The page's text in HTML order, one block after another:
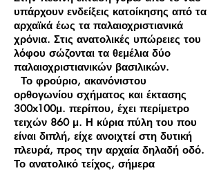
υπάρχουν ενδείξεις κατοίκησης από τα
αρχαϊκά έως τα παλαιοχριστιανικά
χρόνια. Στις ανατολικές υπώρειες του
λόφου σώζονται τα θεμέλια δύο
παλαιοχριστιανικών βασιλικών.
Το φρούριο, ακανόνιστου
ορθογωνίου σχήματος και έκτασης
300x100μ. περίπου, έχει περίμετρο
τειχών 860 μ. Η κύρια πύλη του που
είναι διπλή, είχε ανοιχτεί στη δυτική
πλευρά, προς την αρχαία δηλαδή οδό.
Το ανατολικό τείχος, σήμερα